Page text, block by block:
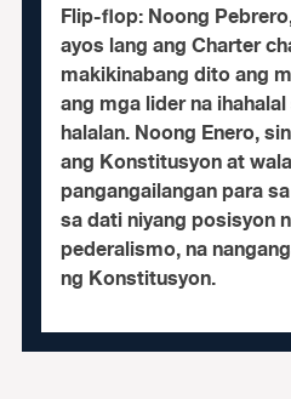
Flip-flop:Noong
ayos lang ang Charter
makikinabang dito ang
ang mga lider na
halalan. Noong Enero,
ang Konstitusyon at
pangangailangan para
sa dati niyang posisyon
pederalismo, na
ng Konstitusyon.